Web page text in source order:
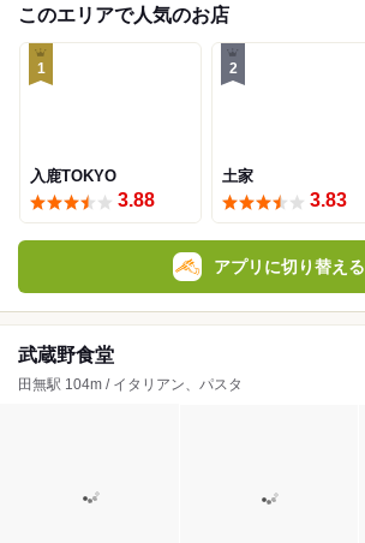
このエリアで人気のお店
1
入鹿TOKYO
3.88
2
土家
3.83
アプリに切り替える
武蔵野食堂
田無駅 104m / イタリアン、パスタ